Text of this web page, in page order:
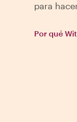
para
Por qué